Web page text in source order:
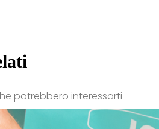
potrebbero interessarti